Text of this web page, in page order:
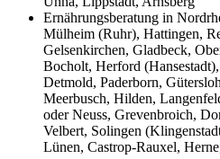
Ernährungsberatung in
Mülheim (Ruhr), Hattingen,
Gelsenkirchen, Gladbeck,
Bocholt, Herford
Detmold, Paderborn,
Meerbusch, Hilden,
oder Neuss, Grevenbroich,
Velbert, Solingen
Lünen, Castrop-Rauxel,